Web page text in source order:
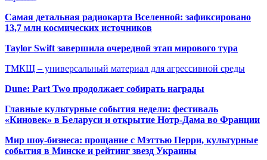
Самая детальная радиокарта Вселенной: зафиксировано
13,7 млн космических источников
Taylor Swift завершила очередной этап мирового тура
ТМКЩ – универсальный материал для агрессивной среды
Dune: Part Two продолжает собирать награды
Главные культурные события недели: фестиваль
«Киновек» в Беларуси и открытие Нотр-Дама во Франции
Мир шоу-бизнеса: прощание с Мэттью Перри, культурные
события в Минске и рейтинг звезд Украины